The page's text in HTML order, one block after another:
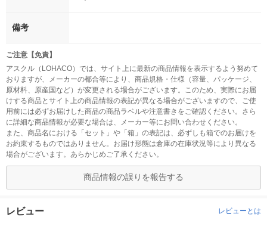
備考
ご注意【免責】
アスクル（LOHACO）では、サイト上に最新の商品情報を表示するよう努めて
おりますが、メーカーの都合等により、商品規格・仕様（容量、パッケージ、
原材料、原産国など）が変更される場合がございます。このため、実際にお届
けする商品とサイト上の商品情報の表記が異なる場合がございますので、ご使
用前には必ずお届けした商品の商品ラベルや注意書きをご確認ください。さら
に詳細な商品情報が必要な場合は、メーカー等にお問い合わせください。
また、商品名における「セット」や「箱」の表記は、必ずしも箱でのお届けを
お約束するものではありません。お届け形態は倉庫の在庫状況等により異なる
場合がございます。あらかじめご了承ください。
商品情報の誤りを報告する
レビュー レビューとは